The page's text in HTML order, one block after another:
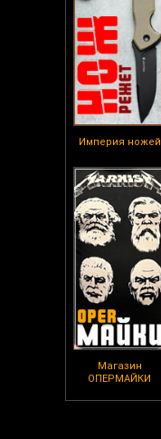
Империя ножей
Магазин
ОПЕРМАЙКИ